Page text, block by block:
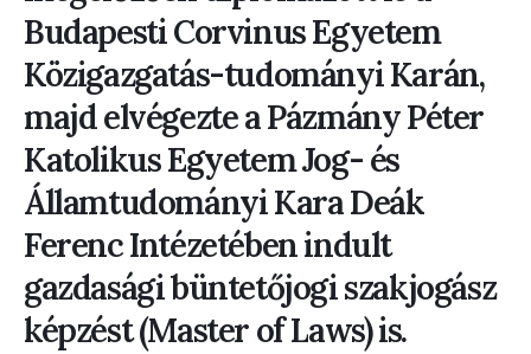
Budapesti Corvinus Egyetem
Közigazgatás-tudományi Karán,
majd elvégezte a Pázmány Péter
Katolikus Egyetem Jog- és
Államtudományi Kara Deák
Ferenc Intézetében indult
gazdasági büntetőjogi szakjogász
képzést (Master of Laws) is.